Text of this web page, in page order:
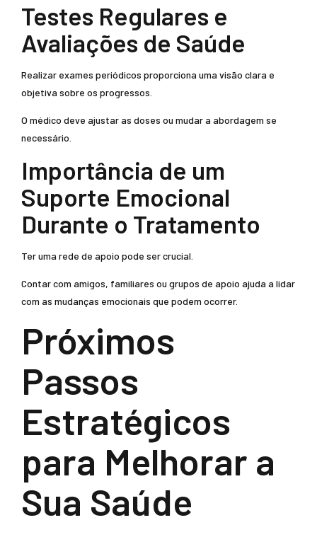
Testes Regulares e
Avaliações de Saúde
Realizar exames periódicos proporciona uma visão clara e
objetiva sobre os progressos.
O médico deve ajustar as doses ou mudar a abordagem se
necessário.
Importância de um
Suporte Emocional
Durante o Tratamento
Ter uma rede de apoio pode ser crucial.
Contar com amigos, familiares ou grupos de apoio ajuda a lidar
com as mudanças emocionais que podem ocorrer.
Próximos
Passos
Estratégicos
para Melhorar a
Sua Saúde